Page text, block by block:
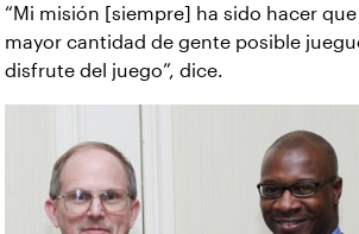
“Mi misión [siempre] ha sido hacer que
mayor cantidad de gente posible
disfrute del juego”, dice.